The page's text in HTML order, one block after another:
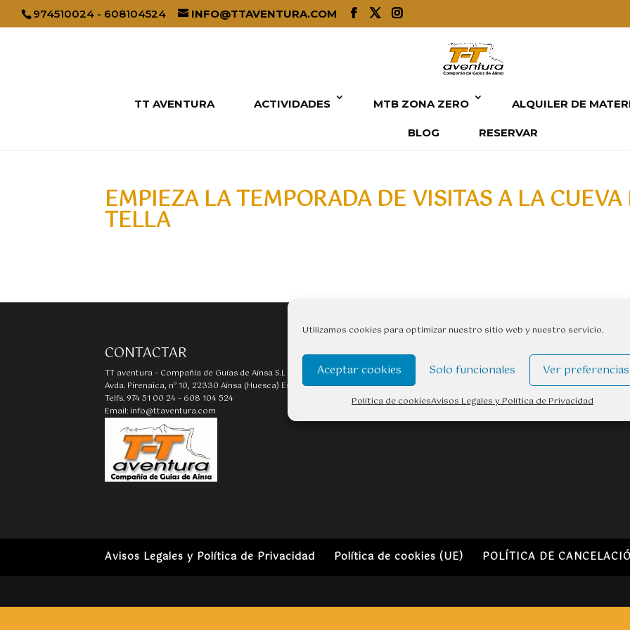
Utilizamos cookies para optimizar nuestro sitio web y nuestro servicio.
Aceptar cookies Solo funcionales Ver preferencias
Política de cookiesAvisos Legales y Política de Privacidad
974510024 - 608104524 INFO@TTAVENTURA.COM
TT AVENTURA ACTIVIDADES MTB ZONA ZERO ALQUILER DE
BLOG RESERVAR
EMPIEZA LA TEMPORADA DE VISITAS A LA
TELLA
CONTACTAR
TT aventura – Compañía de Guías de Aínsa S.L
Avda. Pirenaica, nº 10, 22330 Aínsa (Huesca) España
Telfs. 974 51 00 24 – 608 104 524
Email: info@ttaventura.com
Avisos Legales y Política de Privacidad Política de cookies (UE) POLÍTICA DE